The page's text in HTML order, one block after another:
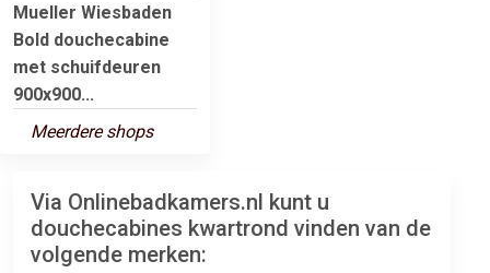
Mueller Wiesbaden
Bold douchecabine
met schuifdeuren
900x900...
Meerdere shops
Via Onlinebadkamers.nl kunt u
douchecabines kwartrond vinden van de
volgende merken: